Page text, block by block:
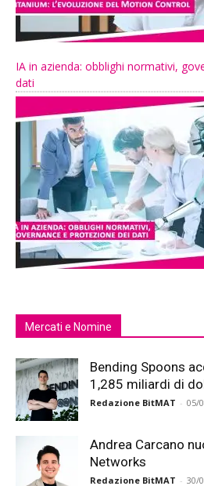
IA in azienda: obblighi normativi,
dati
Mercati e Nomine
Bending Spoons
1,285 miliardi di
Redazione BitMAT - 05/
Andrea Carcano
Networks
Redazione BitMAT - 30/